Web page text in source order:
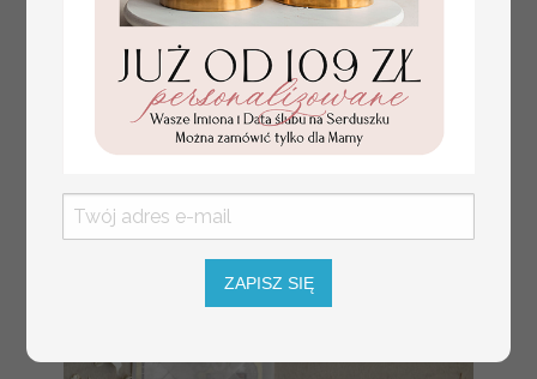
ZAPISZ SIĘ